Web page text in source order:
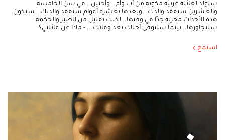
ستولد لعائلة عربيّة مكونة من أب وأم.. وأختين.. في سن الخامسة
والعشرين ستفقد والدك.. وبعدها بعشرة أعوام ستفقد والدتك.. ستكون
هذه الأحداث محزنة جدًا في وقتها.. لكنك بقليل من الصبر والحكمة
ستتجاوزها.. بينما ستتوفى أختاك بعد وفاتك... - ماذا عن عائلتي؟
استمع